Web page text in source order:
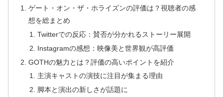
ゲート・オン・ザ・ホライズンの評価は？視聴者の感
想を総まとめ
Twitterでの反応：賛否が分かれるストーリー展開
Instagramの感想：映像美と世界観が高評価
GOTHの魅力とは？評価の高いポイントを紹介
主演キャストの演技に注目が集まる理由
脚本と演出の新しさが話題に